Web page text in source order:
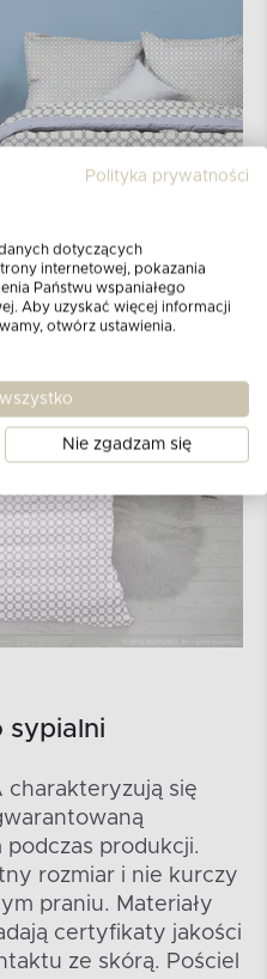
sypialni
charakteryzują się
produkcji.
rozmiar i nie kurczy
praniu. Materiały
certyfikaty jakości
ze skórą. Pościel
Polityka prywatności
dotyczących
internetowej, pokazania
Państwu wspaniałego
Aby uzyskać więcej informacji
otwórz ustawienia.
Nie zgadzam się